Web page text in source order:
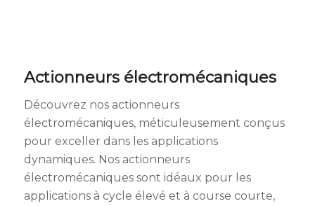
Actionneurs électromécaniques
Découvrez nos actionneurs
électromécaniques, méticuleusement conçus
pour exceller dans les applications
dynamiques. Nos actionneurs
électromécaniques sont idéaux pour les
applications à cycle élevé et à course courte,